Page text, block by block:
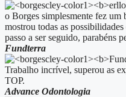
o Borges simplesmente fez um
mostrou todas as
passo a ser seguido, parabéns
Fundterra
Trabalho incrível, superou as
TOP.
Advance Odontologia